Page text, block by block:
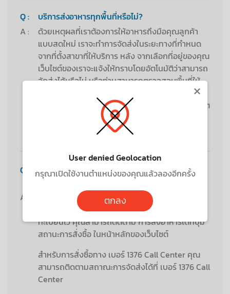
Q :
บริการส่งอาหารทุกพื้นที่หรือไม่?
A :
ด้วยเหตุผลที่เราต้องการให้อาหารถึงมือคุณลูกค้า
แบบสดใหม่ เราจะทำการจัดส่งในระยะทางที่กำหนด
จากที่ตั้งสาขาที่ให้บริการ หลัง จากเลือกที่อยู่ของคุณ
เว็บไซต์ของเราจะแจ้งให้ทราบโดยอัตโนมัติว่าสามารถ
จัดส่งได้หรือไม่ หรือท่านสามารถตรวจสอบพื้นที่ให้
บริการทาง เบอร์ 1376 Call Center อย่างไรก็ดีเราจะ
พัฒนาพื้นที่ให้บริการให้ครอบคลุมมากที่สุดในอนาคต
โดยคำนึงถึงคุณภาพ อาหารเมื่อถึงมือผู้รับเป็น
Q :
ฉันจะได้รับการยืนยันออเดอร์หรือติดตามการส่ง
อาหารได้อย่างไร?
A :
หากคุณทำการสั่งซื้อสินค้าช่องทางเว็บไซต์ ระบบจะ
ยืนยันการสั่งอาหารผ่านทางอีเมล์ที่คุณได้ทำการลง
ทะเบียนไว้ คุณสามารถติดตาม การส่งอาหารได้ที่ปุ่ม
สถานะการสั่งซื้อ ในหน้าหลักของเว็บไซต์
สำหรับการสั่งซื้อทาง เบอร์ 1376 Call Center คุณ
สามารถติดตามสถาณะการจัดส่งได้ที่ เบอร์ 1376 Call
Center
×
User denied Geolocation
กรุณาเปิดใช้งานตำแหน่งของคุณแล้วลองอีกครั้ง
ตกลง